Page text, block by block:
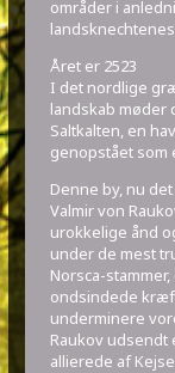
områder i
Året er 2523
I det nordlige
landskab møder
Saltkalten, en
genopstået som
Denne by, nu
Valmir von
urokkelige ånd
under de mest
Norsca-
ondsindede
underminere
Raukov
allierede af